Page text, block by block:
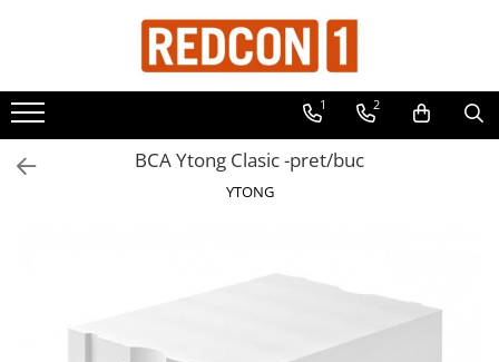
Toate Produsele
Materiale de constructii
Adezivi, mortare si tencuieli
Placi gips carton
1 2
BCA Ytong Clasic -pret/buc
YTONG